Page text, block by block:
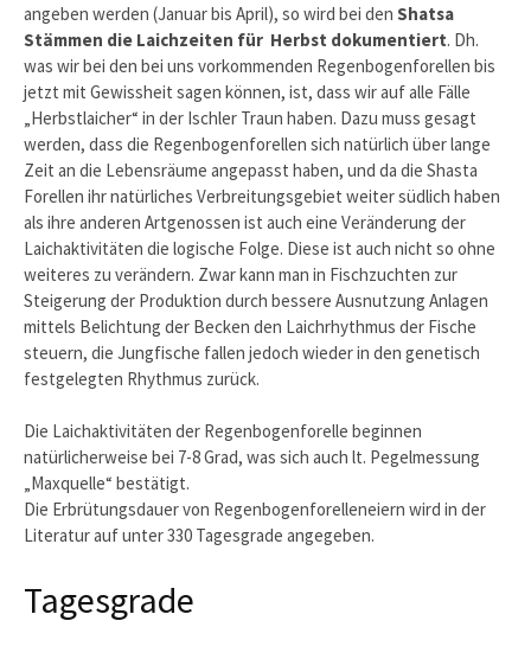
angeben werden (Januar bis April), so wird bei den Shatsa
Stämmen die Laichzeiten für Herbst dokumentiert. Dh.
was wir bei den bei uns vorkommenden Regenbogenforellen bis
jetzt mit Gewissheit sagen können, ist, dass wir auf alle Fälle
„Herbstlaicher“ in der Ischler Traun haben. Dazu muss gesagt
werden, dass die Regenbogenforellen sich natürlich über lange
Zeit an die Lebensräume angepasst haben, und da die Shasta
Forellen ihr natürliches Verbreitungsgebiet weiter südlich haben
als ihre anderen Artgenossen ist auch eine Veränderung der
Laichaktivitäten die logische Folge. Diese ist auch nicht so ohne
weiteres zu verändern. Zwar kann man in Fischzuchten zur
Steigerung der Produktion durch bessere Ausnutzung Anlagen
mittels Belichtung der Becken den Laichrhythmus der Fische
steuern, die Jungfische fallen jedoch wieder in den genetisch
festgelegten Rhythmus zurück.
Die Laichaktivitäten der Regenbogenforelle beginnen
natürlicherweise bei 7-8 Grad, was sich auch lt. Pegelmessung
„Maxquelle“ bestätigt.
Die Erbrütungsdauer von Regenbogenforelleneiern wird in der
Literatur auf unter 330 Tagesgrade angegeben.
Tagesgrade